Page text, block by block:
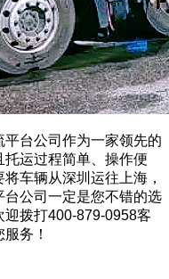
台公司作为一家领先的
运过程简单、操作便
车辆从深圳运往上海，
公司一定是您不错的选
拨打400-879-0958客
务！